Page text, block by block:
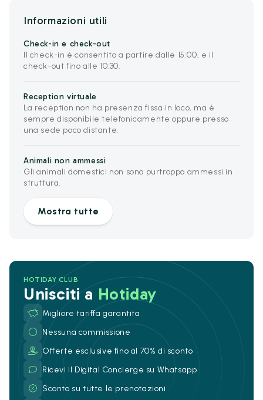
Informazioni utili
Check-in e check-out
Il check-in è consentito a partire dalle 15:00, e il
check-out fino alle 10:30.
Reception virtuale
La reception non ha presenza fissa in loco, ma è
sempre disponibile telefonicamente oppure presso
una sede poco distante.
Animali non ammessi
Gli animali domestici non sono purtroppo ammessi in
struttura.
Mostra tutte
HOTIDAY CLUB
Unisciti a Hotiday
Migliore tariffa garantita
Nessuna commissione
Offerte esclusive fino al 70% di sconto
Ricevi il Digital Concierge su Whatsapp
Sconto su tutte le prenotazioni